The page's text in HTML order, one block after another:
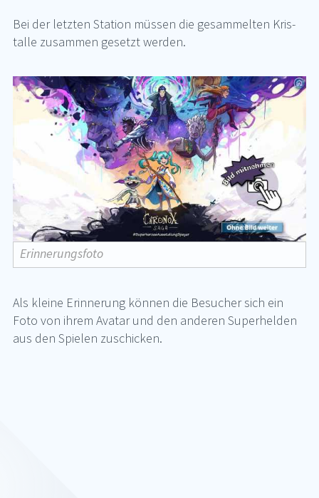
Bei der letz­ten Sta­ti­on müs­sen die ge­sam­mel­ten Kris­
tal­le zu­sam­men ge­setzt wer­den.
Erinnerungsfoto
Als klei­ne Er­in­ne­rung kön­nen die Be­su­cher sich ein
Foto von ih­rem Ava­tar und den an­de­ren Su­per­hel­den
aus den Spie­len zu­schi­cken.